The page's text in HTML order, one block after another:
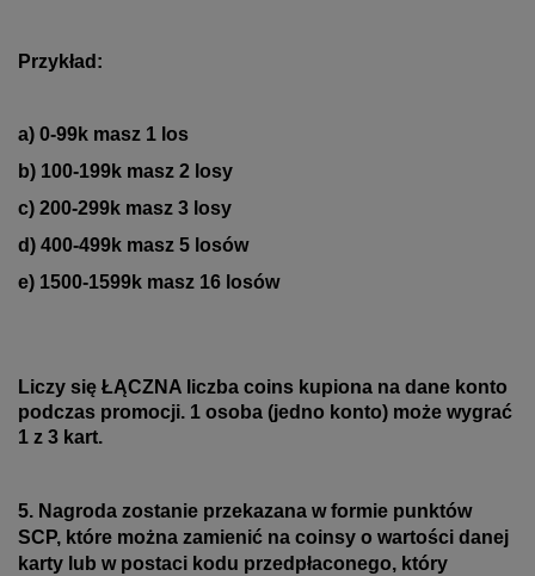
Przykład:
a) 0-99k masz 1 los
b) 100-199k masz 2 losy
c) 200-299k masz 3 losy
d) 400-499k masz 5 losów
e) 1500-1599k masz 16 losów
Liczy się ŁĄCZNA liczba coins kupiona na dane konto
podczas promocji. 1 osoba (jedno konto) może wygrać
1 z 3 kart.
5. Nagroda zostanie przekazana w formie punktów
SCP, które można zamienić na coinsy o wartości danej
karty lub w postaci kodu przedpłaconego, który